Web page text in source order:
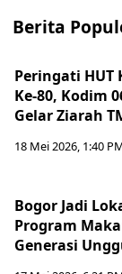
Berita
Peringati
Ke-80, Kodim
Gelar Ziarah
18 Mei 2026, 1:40
Bogor Jadi
Program
Generasi